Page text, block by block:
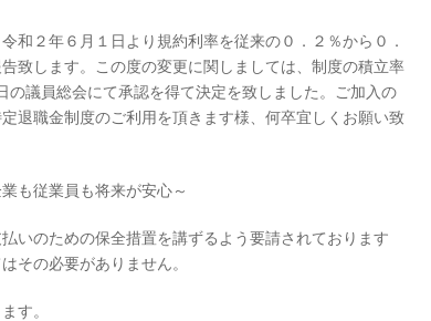
和２年６月１日より規約利率を従来の０．２％から０．
致します。この度の変更に関しましては、制度の積立率
の議員総会にて承認を得て決定を致しました。ご加入の
退職金制度のご利用を頂きます様、何卒宜しくお願い致
も従業員も将来が安心～
いのための保全措置を講ずるよう要請されております
その必要がありません。
す。